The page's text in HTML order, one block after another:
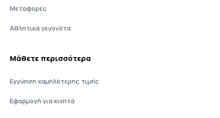
Μεταφορές
Αθλητικά γεγονότα
Μάθετε περισσότερα
Εγγύηση χαμηλότερης τιμής
Εφαρμογή για κινητά